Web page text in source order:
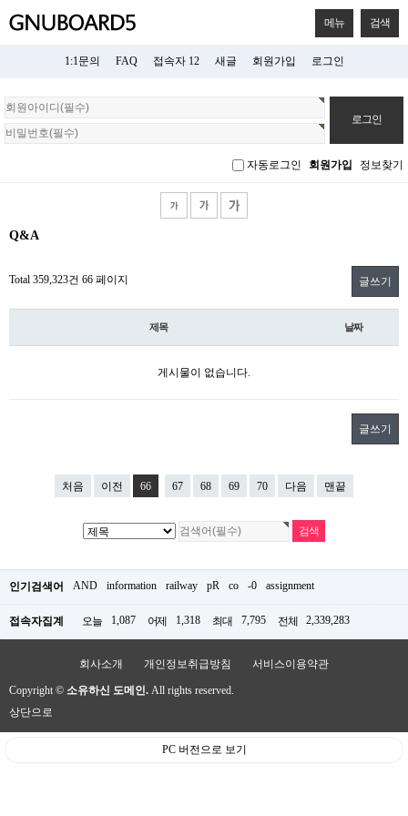
메뉴 검색
1:1문의 FAQ 접속자 12 새글 회원가입 로그인
회
원
로
자동로그인 회원가입 정보찾기
Q&A
Total 359,323건 66 페이지 글쓰기
제목 날짜
게시물이 없습니다.
글쓰기
처음 이전 66 67 68 69 70 다음 맨끝
인기검색어 AND information railway pR co -0 assignment
접속자집계 오늘 1,087 어제 1,318 최대 7,795 전체 2,339,283
회사소개 개인정보취급방침 서비스이용약관
Copyright © 소유하신 도메인. All rights reserved.
상단으로
PC 버전으로 보기